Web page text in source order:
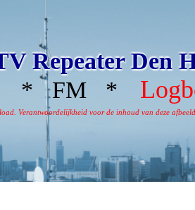
Repeater Den
* FM *
Verantwoordelijkheid voor de inhoud van deze